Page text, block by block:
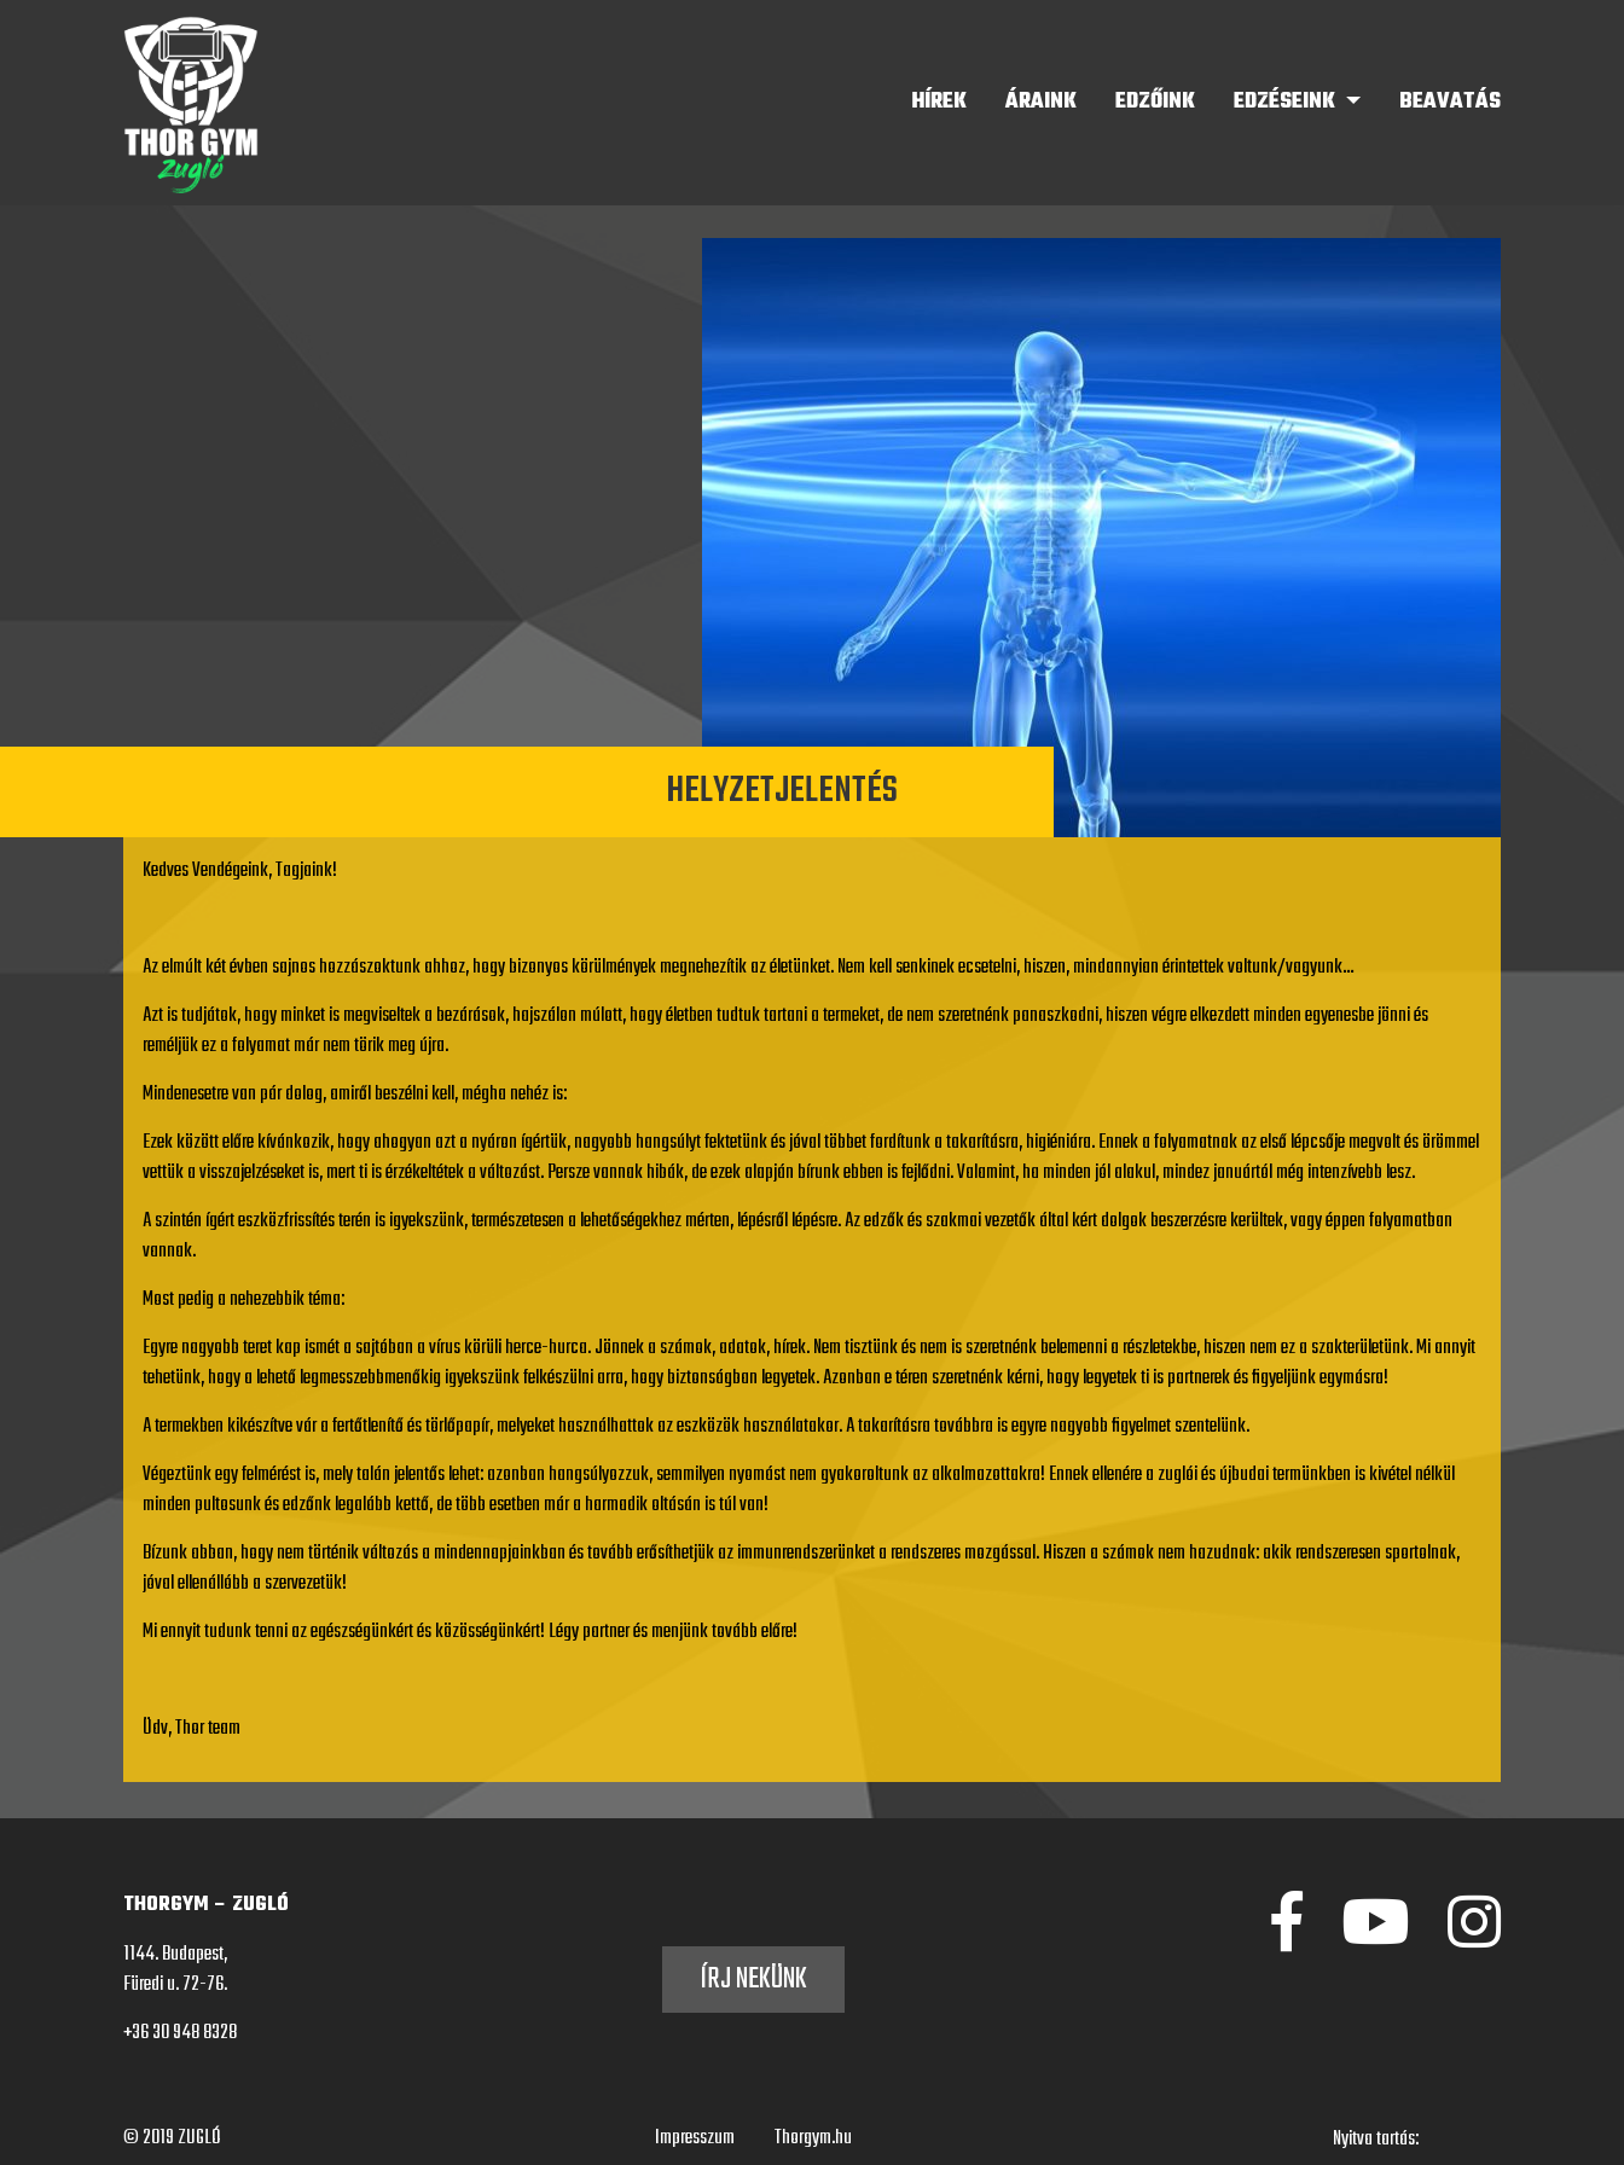
HÍREK ÁRAINK EDZŐINK EDZÉSEINK BEAVATÁS
HELYZETJELENTÉS
Kedves Vendégeink, Tagjaink!
Az elmúlt két évben sajnos hozzászoktunk ahhoz, hogy bizonyos körülmények megnehezítik az életünket. Nem kell senkinek ecsetelni, hiszen, mindannyian érintettek voltunk/vagyunk…
Azt is tudjátok, hogy minket is megviseltek a bezárások, hajszálon múlott, hogy életben tudtuk tartani a termeket, de nem szeretnénk panaszkodni, hiszen végre elkezdett minden egyenesbe jönni és
reméljük ez a folyamat már nem törik meg újra.
Mindenesetre van pár dolog, amiről beszélni kell, mégha nehéz is:
Ezek között előre kívánkozik, hogy ahogyan azt a nyáron ígértük, nagyobb hangsúlyt fektetünk és jóval többet fordítunk a takarításra, higiéniára. Ennek a folyamatnak az első lépcsője megvolt és örömmel
vettük a visszajelzéseket is, mert ti is érzékeltétek a változást. Persze vannak hibák, de ezek alapján bírunk ebben is fejlődni. Valamint, ha minden jól alakul, mindez januártól még intenzívebb lesz.
A szintén ígért eszközfrissítés terén is igyekszünk, természetesen a lehetőségekhez mérten, lépésről lépésre. Az edzők és szakmai vezetők által kért dolgok beszerzésre kerültek, vagy éppen folyamatban
vannak.
Most pedig a nehezebbik téma:
Egyre nagyobb teret kap ismét a sajtóban a vírus körüli herce-hurca. Jönnek a számok, adatok, hírek. Nem tisztünk és nem is szeretnénk belemenni a részletekbe, hiszen nem ez a szakterületünk. Mi annyit
tehetünk, hogy a lehető legmesszebbmenőkig igyekszünk felkészülni arra, hogy biztonságban legyetek. Azonban e téren szeretnénk kérni, hogy legyetek ti is partnerek és figyeljünk egymásra!
A termekben kikészítve vár a fertőtlenítő és törlőpapír, melyeket használhattok az eszközök használatakor. A takarításra továbbra is egyre nagyobb figyelmet szentelünk.
Végeztünk egy felmérést is, mely talán jelentős lehet: azonban hangsúlyozzuk, semmilyen nyomást nem gyakoroltunk az alkalmazottakra! Ennek ellenére a zuglói és újbudai termünkben is kivétel nélkül
minden pultosunk és edzőnk legalább kettő, de több esetben már a harmadik oltásán is túl van!
Bízunk abban, hogy nem történik változás a mindennapjainkban és tovább erősíthetjük az immunrendszerünket a rendszeres mozgással. Hiszen a számok nem hazudnak: akik rendszeresen sportolnak,
jóval ellenállóbb a szervezetük!
Mi ennyit tudunk tenni az egészségünkért és közösségünkért! Légy partner és menjünk tovább előre!
Üdv, Thor team
THORGYM – ZUGLÓ
1144. Budapest,
Füredi u. 72-76.
+36 30 948 8328
ÍRJ NEKÜNK
© 2019ZUGLÓ Impresszum Thorgym.hu Nyitva tartás: